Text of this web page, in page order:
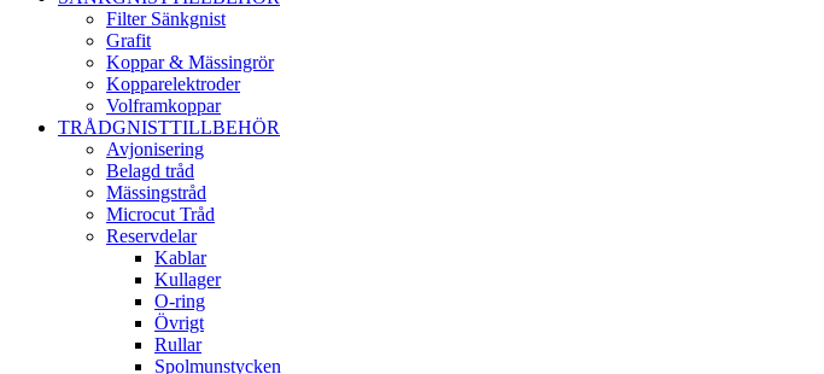
Filter Sänkgnist
Grafit
Koppar & Mässingrör
Kopparelektroder
Volframkoppar
TRÅDGNISTTILLBEHÖR
Avjonisering
Belagd tråd
Mässingstråd
Microcut Tråd
Reservdelar
Kablar
Kullager
O-ring
Övrigt
Rullar
Spolmunstycken